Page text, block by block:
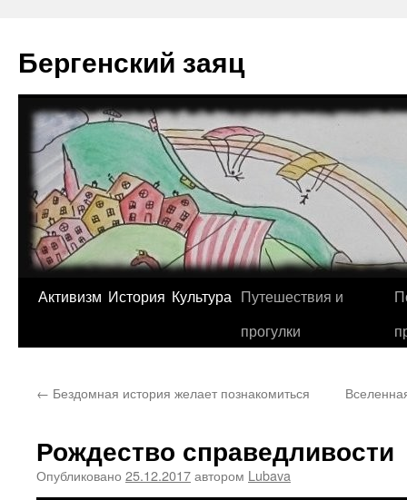
содержимому
Бергенский заяц
Активизм История Культура Путешествия и
прогулки
← Бездомная история желает познакомиться
Рождество справедливости
Опубликовано 25.12.2017автором Lubava